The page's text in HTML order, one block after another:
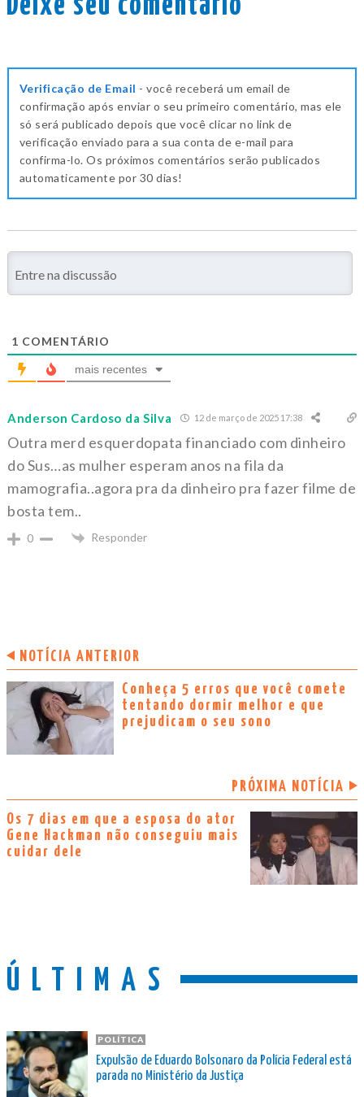
Deixe seu comentário
Verificação de Email - você receberá um email de
confirmação após enviar o seu primeiro comentário, mas ele
só será publicado depois que você clicar no link de
verificação enviado para a sua conta de e-mail para
confirma-lo. Os próximos comentários serão publicados
automaticamente por 30 dias!
1 COMENTÁRIO
mais recentes
Anderson Cardoso da Silva 12 de março de 2025 17:38
Outra merd esquerdopata financiado com dinheiro
do Sus…as mulher esperam anos na fila da
mamografia..agora pra da dinheiro pra fazer filme de
bosta tem..
0 Responder
NOTÍCIA ANTERIOR
Conheça 5 erros que você comete
tentando dormir melhor e que
prejudicam o seu sono
PRÓXIMA NOTÍCIA
Os 7 dias em que a esposa do ator
Gene Hackman não conseguiu mais
cuidar dele
ÚLTIMAS
POLÍTICA
Expulsão de Eduardo Bolsonaro da Polícia Federal está
parada no Ministério da Justiça